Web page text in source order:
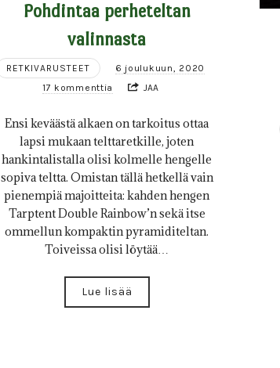
Pohdintaa perheteltan
valinnasta
RETKIVARUSTEET
6 joulukuun, 2020
17 kommenttia
JAA
Ensi keväästä alkaen on tarkoitus ottaa
lapsi mukaan telttaretkille, joten
hankintalistalla olisi kolmelle hengelle
sopiva teltta. Omistan tällä hetkellä vain
pienempiä majoitteita: kahden hengen
Tarptent Double Rainbow’n sekä itse
ommellun kompaktin pyramiditeltan.
Toiveissa olisi löytää…
Lue lisää